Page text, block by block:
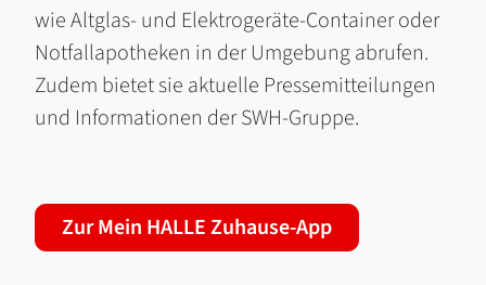
wie Altglas- und Elektrogeräte-Container oder
Notfallapotheken in der Umgebung abrufen.
Zudem bietet sie aktuelle Pressemitteilungen
und Informationen der SWH-Gruppe.
Zur Mein HALLE Zuhause-App